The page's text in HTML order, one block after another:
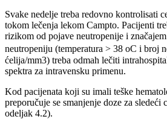
Svake nedelje treba redovno kontrolisati
tokom lečenja lekom Campto. Pacijenti
rizikom od pojave neutropenije i
neutropeniju (temperatura > 38 oC i broj
ćelija/mm3) treba odmah lečiti
spektra za intravensku primenu.
Kod pacijenata koji su imali teške
preporučuje se smanjenje doze za
odeljak 4.2).